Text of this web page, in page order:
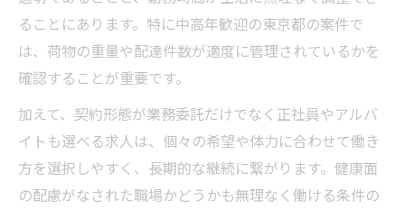
ることにあります。特に中高年歓迎の東京都の案件で
は、荷物の重量や配達件数が適度に管理されているかを
確認することが重要です。
加えて、契約形態が業務委託だけでなく正社員やアルバ
イトも選べる求人は、個々の希望や体力に合わせて働き
方を選択しやすく、長期的な継続に繋がります。健康面
の配慮がなされた職場かどうかも無理なく働ける条件の